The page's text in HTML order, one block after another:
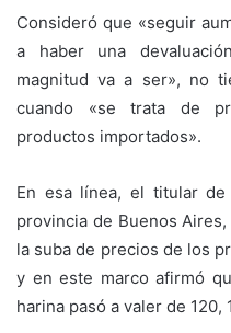
Consideró que «seguir
a haber una
magnitud va a ser», no
cuando «se trata de
productos importados».
En esa línea, el titular
provincia de Buenos
la suba de precios de los
y en este marco afirmó
harina pasó a valer de